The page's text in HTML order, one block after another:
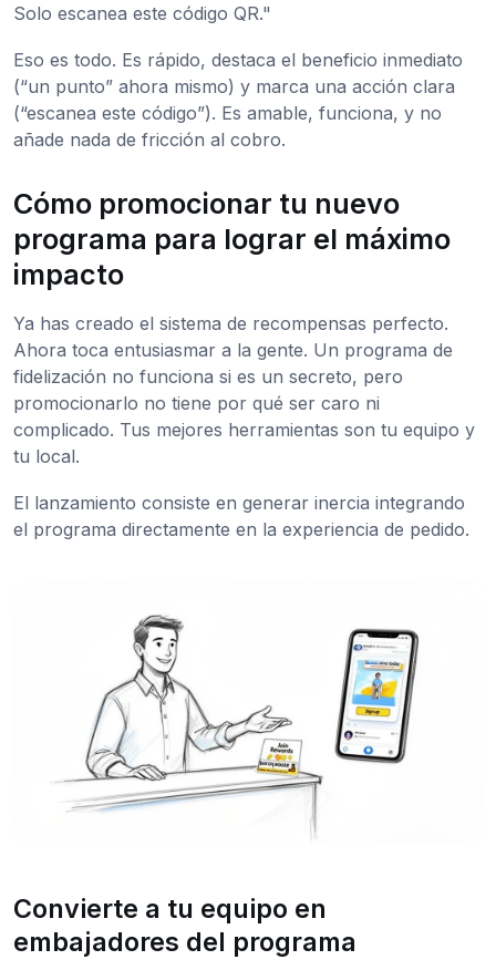
Solo escanea este código QR."
Eso es todo. Es rápido, destaca el beneficio inmediato
(“un punto” ahora mismo) y marca una acción clara
(“escanea este código”). Es amable, funciona, y no
añade nada de fricción al cobro.
Cómo promocionar tu nuevo
programa para lograr el máximo
impacto
Ya has creado el sistema de recompensas perfecto.
Ahora toca entusiasmar a la gente. Un programa de
fidelización no funciona si es un secreto, pero
promocionarlo no tiene por qué ser caro ni
complicado. Tus mejores herramientas son tu equipo y
tu local.
El lanzamiento consiste en generar inercia integrando
el programa directamente en la experiencia de pedido.
Convierte a tu equipo en
embajadores del programa